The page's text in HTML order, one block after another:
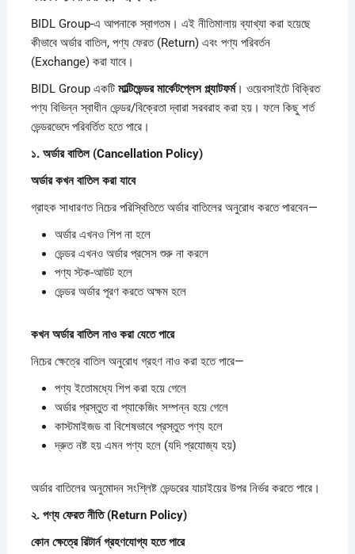
BIDL Group-এ আপনাকে স্বাগতম। এই নীতিমালায় ব্যাখ্যা করা হয়েছে
কীভাবে অর্ডার বাতিল, পণ্য ফেরত (Return) এবং পণ্য পরিবর্তন
(Exchange) করা যাবে।
BIDL Group একটি মাল্টিভেন্ডরমার্কেটপ্লেসপ্ল্যাটফর্ম। ওয়েবসাইটে বিক্রিত
পণ্য বিভিন্ন স্বাধীন ভেন্ডর/বিক্রেতা দ্বারা সরবরাহ করা হয়। ফলে কিছু শর্ত
ভেন্ডরভেদে পরিবর্তিত হতে পারে।
১. অর্ডারবাতিল (Cancellation Policy)
অর্ডারকখনবাতিলকরাযাবে
গ্রাহক সাধারণত নিচের পরিস্থিতিতে অর্ডার বাতিলের অনুরোধ করতে পারবেন—
অর্ডার এখনও শিপ না হলে
ভেন্ডর এখনও অর্ডার প্রসেস শুরু না করলে
পণ্য স্টক-আউট হলে
ভেন্ডর অর্ডার পূরণ করতে অক্ষম হলে
কখনঅর্ডারবাতিলনাওকরাযেতেপারে
নিচের ক্ষেত্রে বাতিল অনুরোধ গ্রহণ নাও করা হতে পারে—
পণ্য ইতোমধ্যে শিপ করা হয়ে গেলে
অর্ডার প্রস্তুত বা প্যাকেজিং সম্পন্ন হয়ে গেলে
কাস্টমাইজড বা বিশেষভাবে প্রস্তুত পণ্য হলে
দ্রুত নষ্ট হয় এমন পণ্য হলে (যদি প্রযোজ্য হয়)
অর্ডার বাতিলের অনুমোদন সংশ্লিষ্ট ভেন্ডরের যাচাইয়ের উপর নির্ভর করতে পারে।
২. পণ্যফেরতনীতি (Return Policy)
কোনক্ষেত্রেরিটার্নগ্রহণযোগ্যহতেপারে